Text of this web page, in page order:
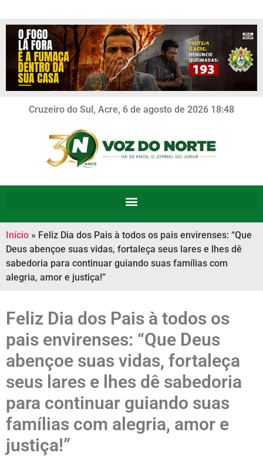
Cruzeiro do Sul, Acre, 6 de agosto de 2026 18:48
Início » Feliz Dia dos Pais à todos os pais envirenses: “Que
Deus abençoe suas vidas, fortaleça seus lares e lhes dê
sabedoria para continuar guiando suas famílias com
alegria, amor e justiça!”
Feliz Dia dos Pais à todos os
pais envirenses: “Que Deus
abençoe suas vidas, fortaleça
seus lares e lhes dê sabedoria
para continuar guiando suas
famílias com alegria, amor e
justiça!”